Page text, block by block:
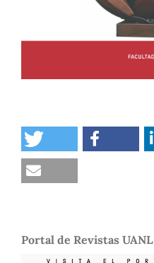
Portal de Revistas UANL